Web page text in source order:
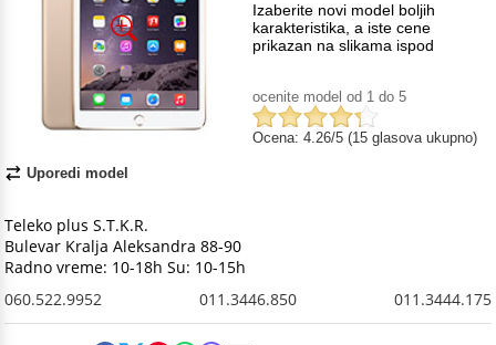
Uporedi model
Izaberite novi model boljih
karakteristika, a iste cene
prikazan na slikama ispod
ocenite model od 1 do 5
Ocena: 4.26/5 (15 glasova ukupno)
Teleko plus S.T.K.R.
Bulevar Kralja Aleksandra 88-90
Radno vreme: 10-18h Su: 10-15h
060.522.9952
011.3446.850 011.3444.175